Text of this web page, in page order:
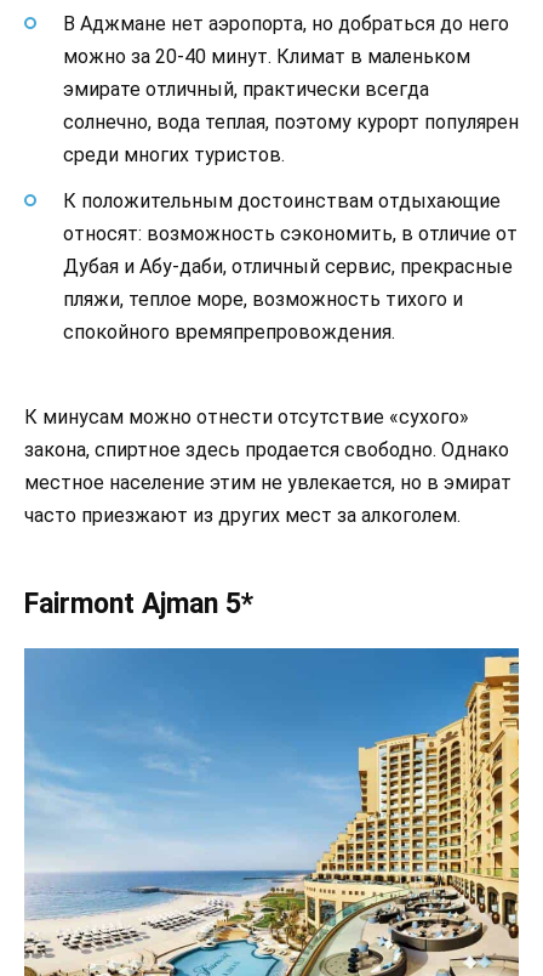
В Аджмане нет аэропорта, но добраться до него
можно за 20-40 минут. Климат в маленьком
эмирате отличный, практически всегда
солнечно, вода теплая, поэтому курорт популярен
среди многих туристов.
К положительным достоинствам отдыхающие
относят: возможность сэкономить, в отличие от
Дубая и Абу-даби, отличный сервис, прекрасные
пляжи, теплое море, возможность тихого и
спокойного времяпрепровождения.
К минусам можно отнести отсутствие «сухого»
закона, спиртное здесь продается свободно. Однако
местное население этим не увлекается, но в эмират
часто приезжают из других мест за алкоголем.
Fairmont Ajman 5*